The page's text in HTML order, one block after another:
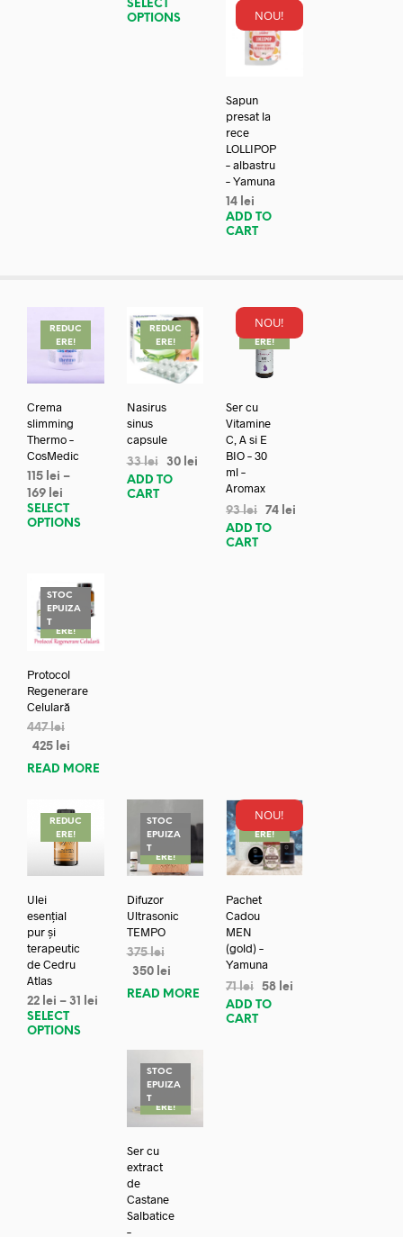
SELECT
OPTIONS
NOU!
Sapun
presat la
rece
LOLLIPOP
– albastru
– Yamuna
14 lei
ADD TO
CART
REDUC
ERE!
Crema
slimming
Thermo –
CosMedic
115 lei –
169 lei
SELECT
OPTIONS
REDUC
ERE!
Nasirus
sinus
capsule
33lei 30 lei
ADD TO
CART
NOU!
REDUC
ERE!
Ser cu
Vitamine
C, A si E
BIO – 30
ml –
Aromax
93lei 74 lei
ADD TO
CART
STOC
EPUIZA
TREDUC
ERE!
Protocol
Regenerare
Celulară
447lei
425 lei
READ MORE
REDUC
ERE!
Ulei
esențial
pur și
terapeutic
de Cedru
Atlas
22 lei – 31
lei
SELECT
OPTIONS
STOC
EPUIZA
TREDUC
ERE!
Difuzor
Ultrasonic
TEMPO
375lei
350 lei
READ MORE
NOU!
REDUC
ERE!
Pachet
Cadou
MEN
(gold) –
Yamuna
71lei 58 lei
ADD TO
CART
STOC
EPUIZA
TREDUC
ERE!
Ser cu
extract
de
Castane
Salbatice
–